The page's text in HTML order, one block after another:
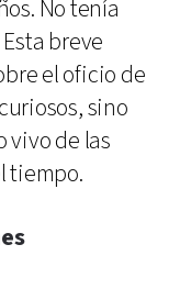
No tenía
breve
el oficio de
sino
de las
tiempo.